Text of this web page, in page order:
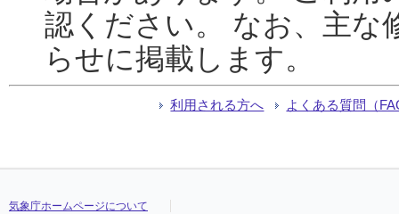
認ください。 なお、主な
らせに掲載します。
利用される方へ よくある質問（
気象庁ホームページについて